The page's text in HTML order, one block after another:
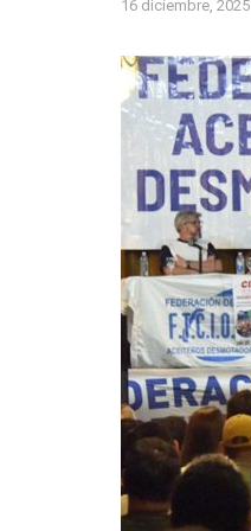
16 diciembre, 2025